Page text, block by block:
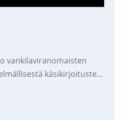
vankilaviranomaisten
käsikirjoitusten